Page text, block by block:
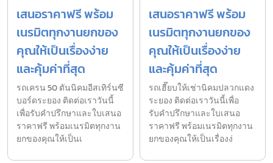
เสนอราคาฟรี พร้อม
เนรมิตทุกงานยกของ
คุณให้เป็นเรื่องง่าย
และคุ้มค่าที่สุด
รถเครน 50 ตันนิคมอีสเทิร์นซี
บอร์ดระยอง ติดต่อเราวันนี้
เพื่อรับคำปรึกษาและใบเสนอ
ราคาฟรี พร้อมเนรมิตทุกงาน
ยกของคุณให้เป็นเ
เสนอราคาฟรี พร้อม
เนรมิตทุกงานยกของ
คุณให้เป็นเรื่องง่าย
และคุ้มค่าที่สุด
รถเฮี๊ยบให้เช่านิคมปลวกแดง
ระยอง ติดต่อเราวันนี้เพื่อ
รับคำปรึกษาและใบเสนอ
ราคาฟรี พร้อมเนรมิตทุกงาน
ยกของคุณให้เป็นเรื่องง่